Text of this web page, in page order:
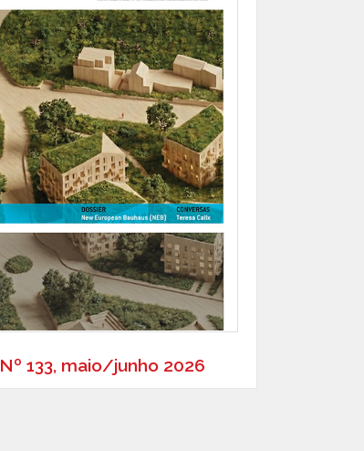
Nº 133, maio/junho 2026